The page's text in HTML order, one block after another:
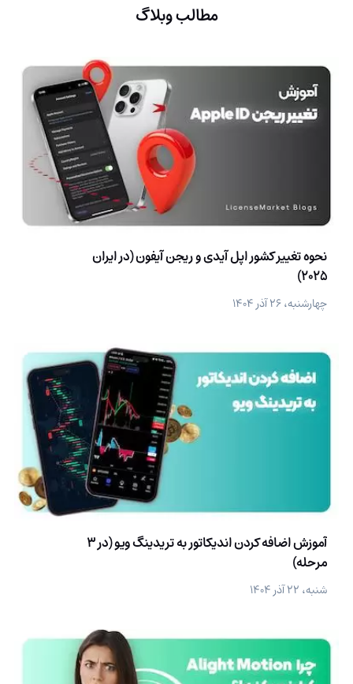
مطالب وبلاگ
نحوه تغییر کشور اپل آیدی و ریجن آیفون (در ایران
2025)
چهارشنبه، ۲۶ آذر ۱۴۰۴
آموزش اضافه کردن اندیکاتور به تریدینگ ویو (در 3
مرحله)
شنبه، ۲۲ آذر ۱۴۰۴